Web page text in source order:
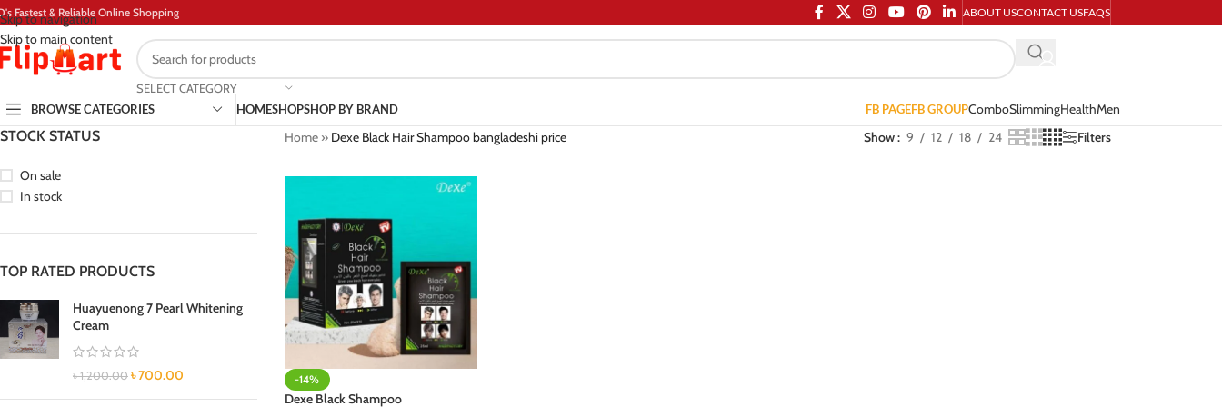
Skip to navigation
Skip to main content
Fastest & Reliable Online Shopping ABOUT USCONTACT USFAQS
SELECT CATEGORY
BROWSE CATEGORIES
HOMESHOPSHOP BY BRAND FB PAGEFB GROUPComboSlimmingHealthMen
STOCK STATUS
On sale
In stock
TOP RATED PRODUCTS
Huayuenong 7 Pearl Whitening
Cream
৳1,200.00 ৳700.00
Home» Dexe Black Hair Shampoo bangladeshi price Show 9 12 18 24 Filters
-14%
Dexe Black Shampoo